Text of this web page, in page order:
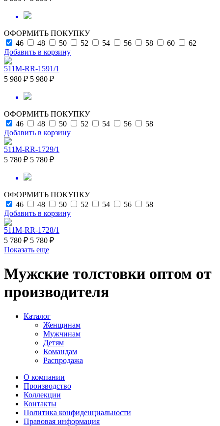
ОФОРМИТЬ ПОКУПКУ
46
48 50 52 54 56 58 60
62
Добавить в корзину
511M-RR-1591/1
5 980 ₽ 5 980 ₽
ОФОРМИТЬ ПОКУПКУ
46
48 50 52 54 56
58
Добавить в корзину
511M-RR-1729/1
5 780 ₽ 5 780 ₽
ОФОРМИТЬ ПОКУПКУ
46
48 50 52 54 56
58
Добавить в корзину
511M-RR-1728/1
5 780 ₽ 5 780 ₽
Показать еще
Мужские толстовки оптом от
производителя
Каталог
Женщинам
Мужчинам
Детям
Командам
Распродажа
О компании
Производство
Коллекции
Контакты
Политика конфиденциальности
Правовая информация